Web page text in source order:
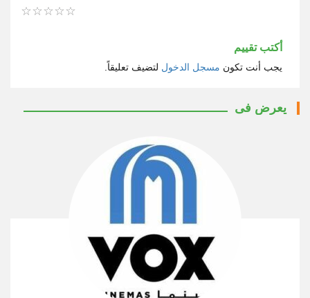
أكتب تقييم
يجب أنت تكون مسجل الدخول لتضيف تعليقاً.
يعرض فى